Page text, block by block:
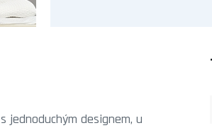
jednoduchým designem, u